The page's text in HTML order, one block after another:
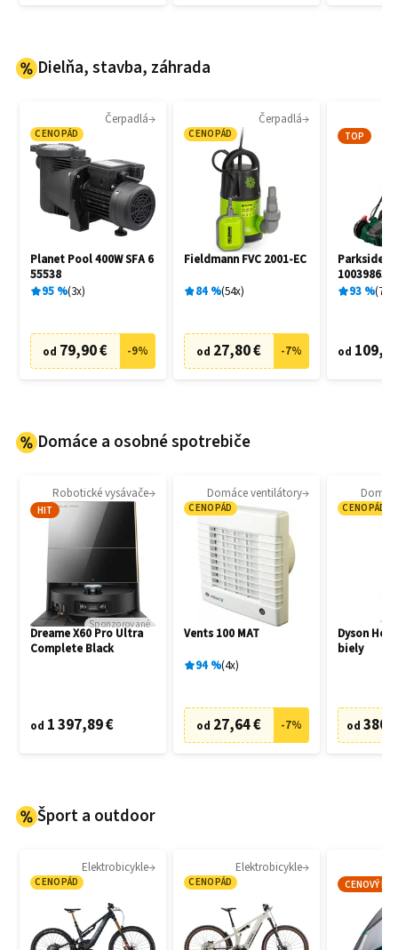
Dielňa, stavba, záhrada
Čerpadlá
CENOPÁD
Planet Pool 400W SFA 6
55538
95% 3x
od 79,90 € -9%
Čerpadlá
CENOPÁD
Fieldmann FVC 2001-EC
84% 54x
od 27,80 € -7%
TOP
Parkside
100398631
93% 7
od
Domáce a osobné spotrebiče
Robotické vysávače
HIT
Sponzorované
Dreame X60 Pro Ultra
Complete Black
od 1 397,89 €
Domáce ventilátory
CENOPÁD
Vents 100 MAT
94% 4x
od 27,64 € -7%
CENOPÁD
Dyson
biely
od
Šport a outdoor
Elektrobicykle
CENOPÁD
Elektrobicykle
CENOPÁD CENOVÝ HIT